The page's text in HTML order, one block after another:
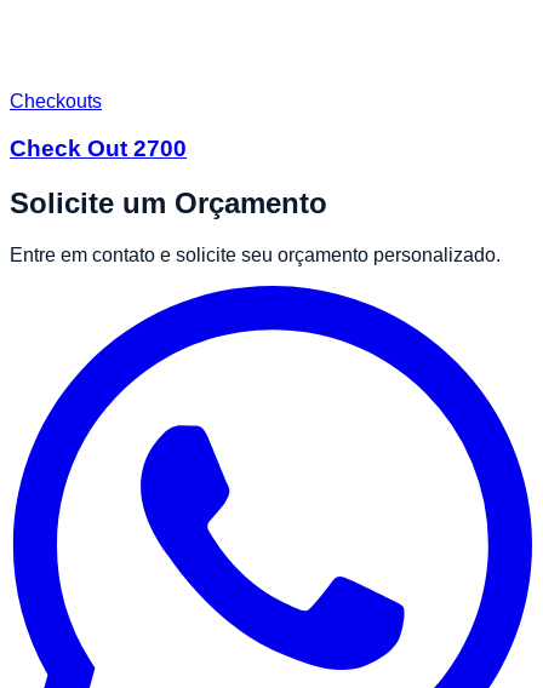
Checkouts
Check Out 2700
Solicite um Orçamento
Entre em contato e solicite seu orçamento personalizado.